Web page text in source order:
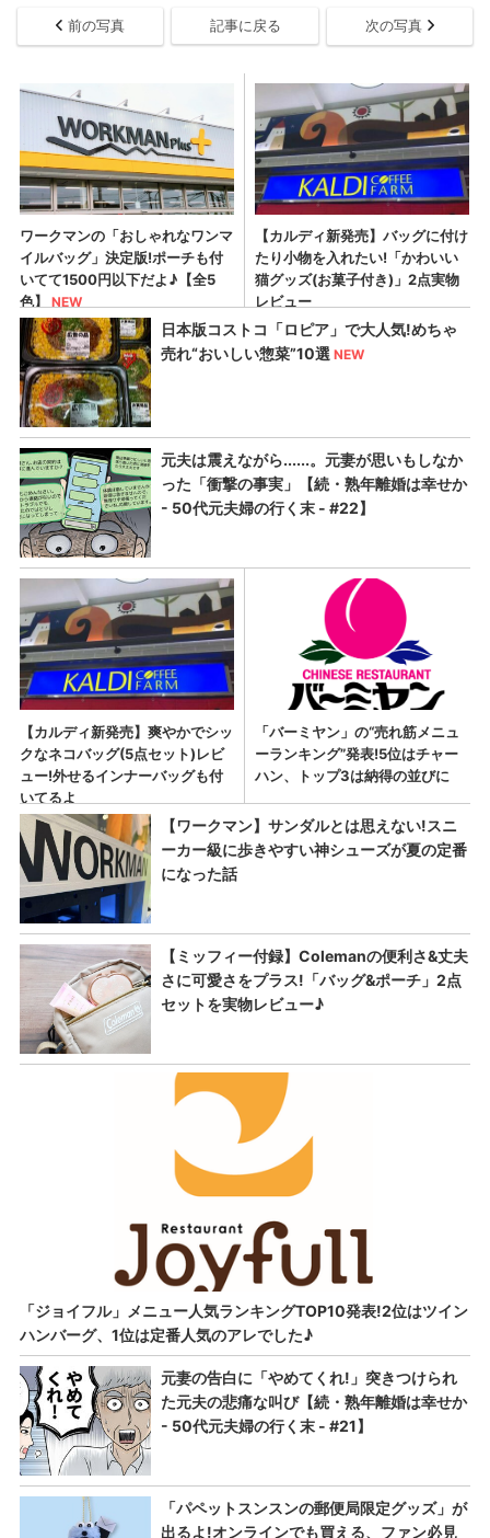
前の写真 記事に戻る 次の写真